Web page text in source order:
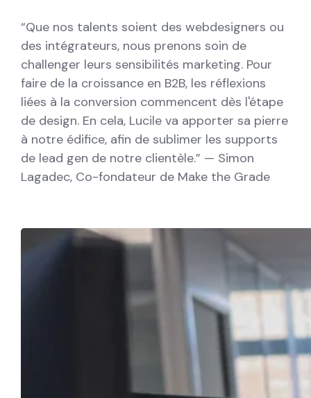
“Que nos talents soient des webdesigners ou
des intégrateurs, nous prenons soin de
challenger leurs sensibilités marketing. Pour
faire de la croissance en B2B, les réflexions
liées à la conversion commencent dès l'étape
de design. En cela, Lucile va apporter sa pierre
à notre édifice, afin de sublimer les supports
de lead gen de notre clientèle.” — Simon
Lagadec, Co-fondateur de Make the Grade